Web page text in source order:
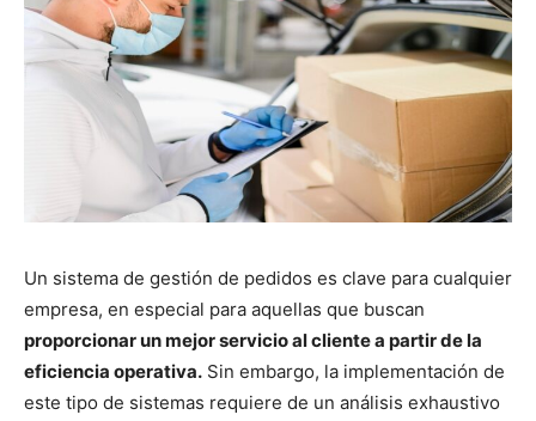
Un sistema de gestión de pedidos es clave para cualquier
empresa, en especial para aquellas que buscan
proporcionar un mejor servicio al cliente a partir de la
eficiencia operativa. Sin embargo, la implementación de
este tipo de sistemas requiere de un análisis exhaustivo